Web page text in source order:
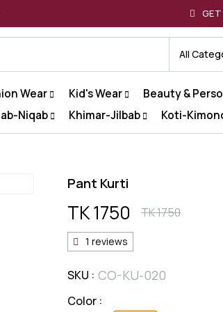
GET 10% OFF ON YOUR
All
Wear Kid's Wear Beauty &
Niqab Khimar-Jilbab Koti-
Pant Kurti
TK 1750 TK 1750
1 reviews
SKU : CO-KU-020
Color :